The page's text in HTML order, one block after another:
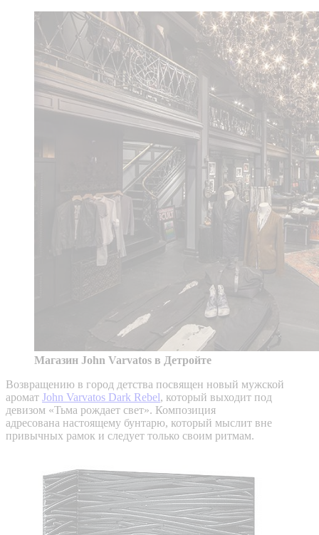
Магазин John Varvatos в Детройте
Возвращению в город детства посвящен новый мужской
аромат John Varvatos Dark Rebel, который выходит под
девизом «Тьма рождает свет». Композиция
адресована настоящему бунтарю, который мыслит вне
привычных рамок и следует только своим ритмам.